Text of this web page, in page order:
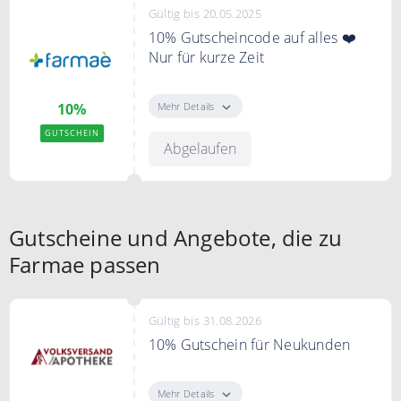
10%
GUTSCHEIN
Gültig bis 20.05.2025
10% Gutscheincode auf alles ❤️
Nur für kurze Zeit
Farmae. Nur für kurze Zeit.
Mehr Details
Abgelaufen
Gutscheine und Angebote, die zu
Farmae passen
Gültig bis 31.08.2026
10% Gutschein für Neukunden
erste Online-Bestellung ab einem
Mehr Details